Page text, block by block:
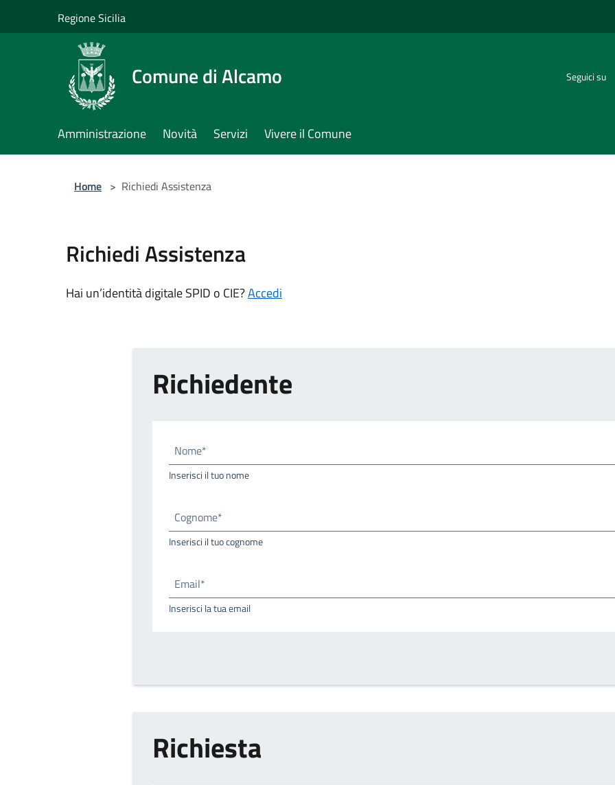
Regione Sicilia
Comune di Alcamo Seguici su
Amministrazione Novità Servizi Vivere il Comune
Home > Richiedi Assistenza
Richiedi Assistenza
Hai un’identità digitale SPID o CIE?Accedi
Richiedente
Nome*
Inserisci il tuo nome
Cognome*
Inserisci il tuo cognome
Email*
Inserisci la tua email
Richiesta